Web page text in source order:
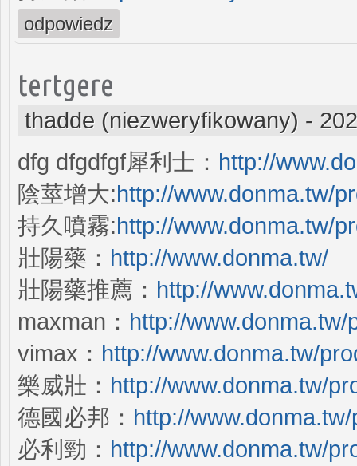
odpowiedz
tertgere
thadde (niezweryfikowany) -
dfg dfgdfgf犀利士： http://
陰莖增大:http://www.donma.tw/
持久噴霧:http://www.donma.tw/
壯陽藥： http://www.donma.tw/
壯陽藥推薦： http://
maxman： http://
vimax： http://www.donma.tw/
樂威壯： http://www.donma.tw/
德國必邦： http://
必利勁： http://www.donma.tw/